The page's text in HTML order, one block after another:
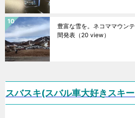
豊富な雪を。ネコママウン
間発表 （20 view）
スバスキ(スバル車大好きスキ